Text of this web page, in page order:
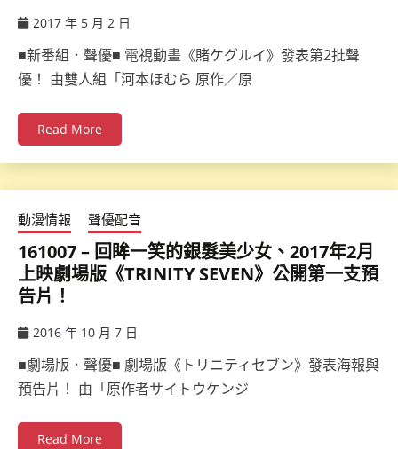
2017 年 5 月 2 日
■新番組．聲優■ 電視動畫《賭ケグルイ》發表第2批聲
優！ 由雙人組「河本ほむら 原作／原
Read More
動漫情報 聲優配音
161007 – 回眸一笑的銀髮美少女、2017年2月
上映劇場版《TRINITY SEVEN》公開第一支預
告片！
2016 年 10 月 7 日
■劇場版．聲優■ 劇場版《トリニティセブン》發表海報與
預告片！ 由「原作者サイトウケンジ
Read More